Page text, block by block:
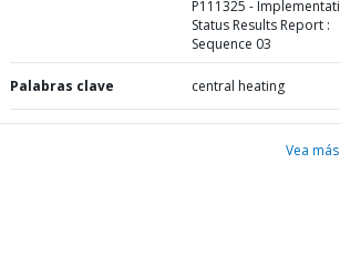
P111325 -
Status Results Report :
Sequence 03
Palabras clave central heating
Vea más